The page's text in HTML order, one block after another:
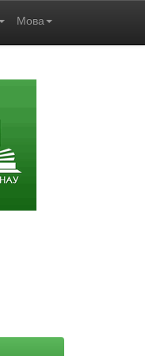
Мова